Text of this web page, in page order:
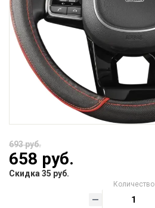
693 руб.
658 руб.
Скидка 35 руб.
Количество